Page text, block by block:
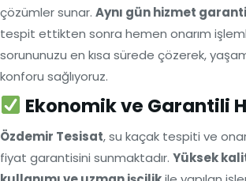
çözümler sunar. Aynı gün hizmet
tespit ettikten sonra hemen onarım
sorununuzu en kısa sürede çözerek,
konforu sağlıyoruz.
Ekonomik ve Garantili
Özdemir Tesisat, su kaçak tespiti ve
fiyat garantisini sunmaktadır. Yüksek